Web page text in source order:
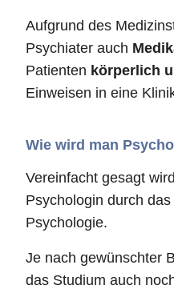
Aufgrund des
Psychiater auch
Patienten körperlich
Einweisen in eine
Wie wird man
Vereinfacht gesagt
Psychologin durch
Psychologie.
Je nach gewünschter
das Studium auch